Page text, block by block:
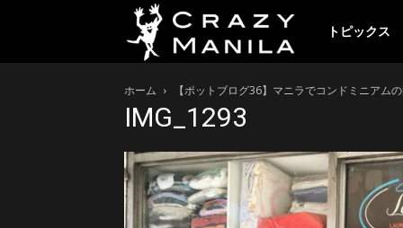
レ
イ
ジ
トピックス
ホーム 【ポットブログ36】マニラでコンドミニアム
IMG_1293